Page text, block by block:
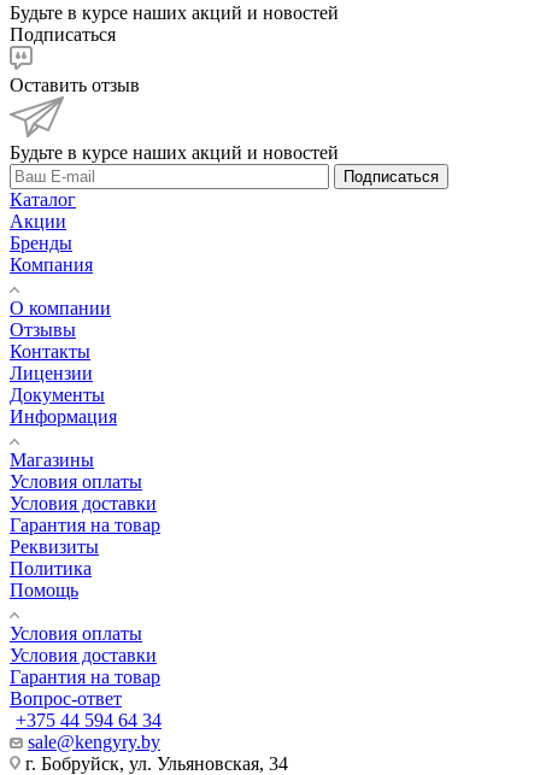
Будьте в курсе наших акций и новостей
Подписаться
Оставить отзыв
Будьте в курсе наших акций и новостей
Подписаться
Каталог
Акции
Бренды
Компания
О компании
Отзывы
Контакты
Лицензии
Документы
Информация
Магазины
Условия оплаты
Условия доставки
Гарантия на товар
Реквизиты
Политика
Помощь
Условия оплаты
Условия доставки
Гарантия на товар
Вопрос-ответ
+375 44 594 64 34
sale@kengyry.by
г. Бобруйск, ул. Ульяновская, 34